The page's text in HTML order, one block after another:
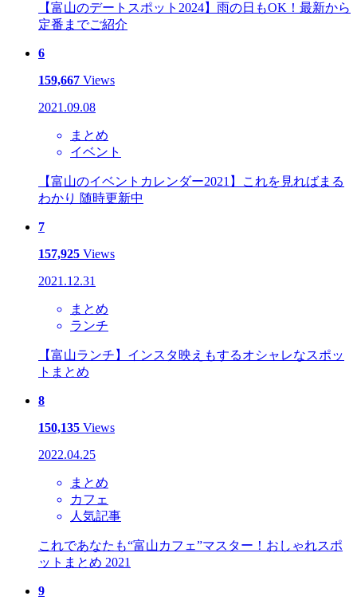
【富山のデートスポット2024】雨の日もOK！最新から
定番までご紹介
6
159,667 Views
2021.09.08
まとめ
イベント
【富山のイベントカレンダー2021】これを見ればまる
わかり 随時更新中
7
157,925 Views
2021.12.31
まとめ
ランチ
【富山ランチ】インスタ映えもするオシャレなスポッ
トまとめ
8
150,135 Views
2022.04.25
まとめ
カフェ
人気記事
これであなたも“富山カフェ”マスター！おしゃれスポ
ットまとめ 2021
9